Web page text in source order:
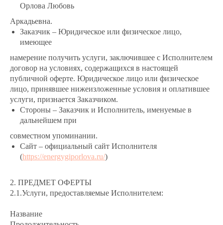
Орлова Любовь
Аркадьевна.
Заказчик – Юридическое или физическое лицо,
имеющее
намерение получить услуги, заключившее с Исполнителем
договор на условиях, содержащихся в настоящей
публичной оферте. Юридическое лицо или физическое
лицо, принявшее нижеизложенные условия и оплатившее
услуги, признается Заказчиком.
Стороны – Заказчик и Исполнитель, именуемые в
дальнейшем при
совместном упоминании.
Сайт – официальный сайт Исполнителя
(https://energygiporlova.ru/)
2. ПРЕДМЕТ ОФЕРТЫ
2.1.Услуги, предоставляемые Исполнителем:
Название